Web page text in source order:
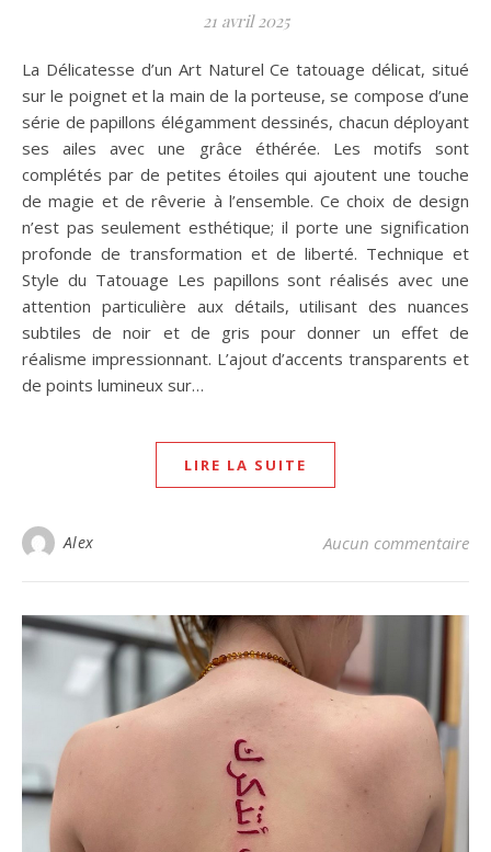
21 avril 2025
La Délicatesse d’un Art Naturel Ce tatouage délicat, situé
sur le poignet et la main de la porteuse, se compose d’une
série de papillons élégamment dessinés, chacun déployant
ses ailes avec une grâce éthérée. Les motifs sont
complétés par de petites étoiles qui ajoutent une touche
de magie et de rêverie à l’ensemble. Ce choix de design
n’est pas seulement esthétique; il porte une signification
profonde de transformation et de liberté. Technique et
Style du Tatouage Les papillons sont réalisés avec une
attention particulière aux détails, utilisant des nuances
subtiles de noir et de gris pour donner un effet de
réalisme impressionnant. L’ajout d’accents transparents et
de points lumineux sur…
LIRE LA SUITE
Alex Aucun commentaire